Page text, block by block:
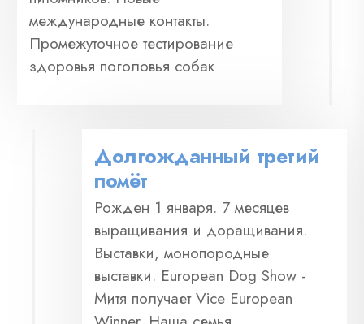
международные контакты.
Промежуточное тестирование
здоровья поголовья собак
Долгожданный третий
помёт
Рожден 1 января. 7 месяцев
выращивания и доращивания.
Выставки, монопородные
выставки. European Dog Show -
Митя получает Vice European